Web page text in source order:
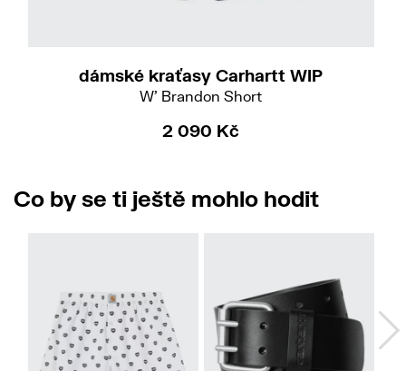
dámské kraťasy Carhartt WIP
W' Brandon Short
2 090 Kč
Co by se ti ještě mohlo hodit